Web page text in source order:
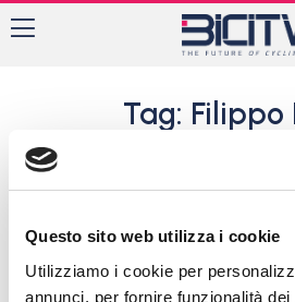
Questo sito web utilizza i cookie
Utilizziamo i cookie per
annunci, per fornire funzionalità
Tag: Filippo
L’Unione
pronta
13 Gennaio